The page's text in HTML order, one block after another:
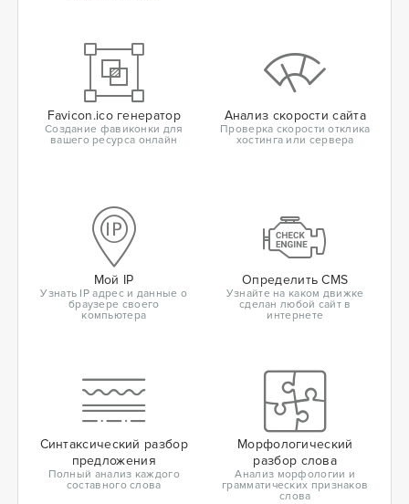
Favicon.ico генератор
Создание фавиконки для
вашего ресурса онлайн
Анализ скорости сайта
Проверка скорости отклика
хостинга или сервера
Мой IP
Узнать IP адрес и данные о
браузере своего
компьютера
Определить CMS
Узнайте на каком движке
сделан любой сайт в
интернете
Синтаксический разбор
предложения
Полный анализ каждого
составного слова
Морфологический
разбор слова
Анализ морфологии и
грамматических признаков
слова